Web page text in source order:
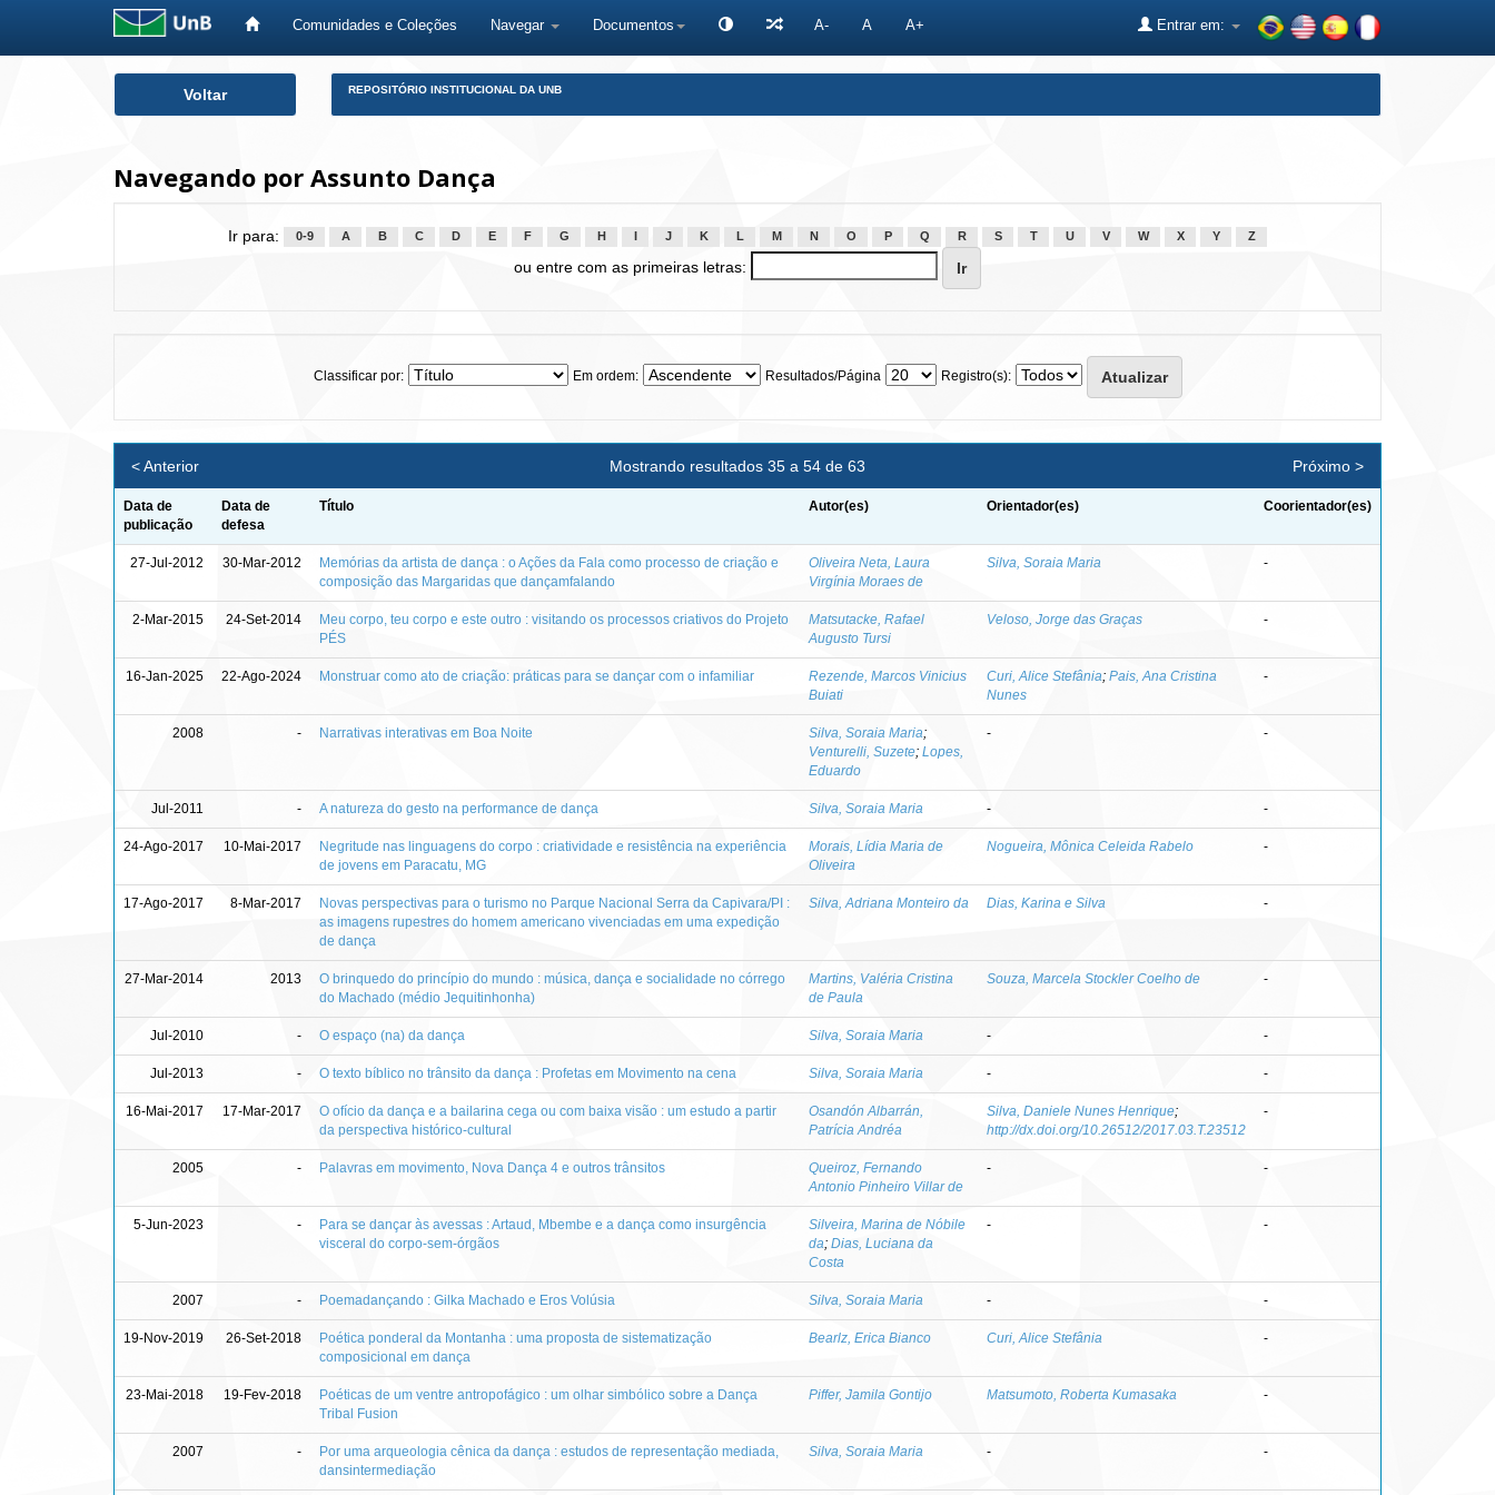
Comunidades e Coleções Navegar Documentos A- A A+ Entrar em:
Voltar REPOSITÓRIO INSTITUCIONAL DA UNB
Navegando por Assunto Dança
Ir para: 0-9 A B C D E F G H J K L M N O P Q R S T U V W X Y Z
ou entre com as primeiras letras:
Classificar por: Em ordem: Resultados/Página Registro(s):
Mostrando resultados 35 a 54 de 63
< Anterior Próximo >
Data de
publicação
Data de
defesa
Título Autor(es) Orientador(es) Coorientador(es)
27-Jul-2012 30-Mar-2012
Memórias da artista de dança : o Ações da Fala como processo de criação e
composição das Margaridas que dançamfalando
Oliveira Neta, Laura
Virgínia Moraes de
Silva, Soraia Maria -
2-Mar-2015 24-Set-2014
Meu corpo, teu corpo e este outro : visitando os processos criativos do Projeto
PÉS
Matsutacke, Rafael
Augusto Tursi
Veloso, Jorge das Graças -
16-Jan-2025 22-Ago-2024 Monstruar como ato de criação: práticas para se dançar com o infamiliar
Rezende, Marcos Vinicius
Buiati
Curi, Alice Stefânia; Pais, Ana Cristina
Nunes
-
2008 - Narrativas interativas em Boa Noite Silva, Soraia Maria;
Venturelli, Suzete; Lopes,
Eduardo
- -
Jul-2011 - A natureza do gesto na performance de dança Silva, Soraia Maria - -
24-Ago-2017 10-Mai-2017
Negritude nas linguagens do corpo : criatividade e resistência na experiência
de jovens em Paracatu, MG
Morais, Lídia Maria de
Oliveira
Nogueira, Mônica Celeida Rabelo -
17-Ago-2017 8-Mar-2017
Novas perspectivas para o turismo no Parque Nacional Serra da Capivara/PI :
as imagens rupestres do homem americano vivenciadas em uma expedição
de dança
Silva, Adriana Monteiro da Dias, Karina e Silva -
27-Mar-2014 2013
O brinquedo do princípio do mundo : música, dança e socialidade no córrego
do Machado (médio Jequitinhonha)
Martins, Valéria Cristina
de Paula
Souza, Marcela Stockler Coelho de -
Jul-2010 - O espaço (na) da dança Silva, Soraia Maria - -
Jul-2013 - O texto bíblico no trânsito da dança : Profetas em Movimento na cena Silva, Soraia Maria - -
16-Mai-2017 17-Mar-2017
O ofício da dança e a bailarina cega ou com baixa visão : um estudo a partir
da perspectiva histórico-cultural
Osandón Albarrán,
Patrícia Andréa
Silva, Daniele Nunes Henrique;
http://dx.doi.org/10.26512/2017.03.T.23512
-
2005 - Palavras em movimento, Nova Dança 4 e outros trânsitos
Queiroz, Fernando
Antonio Pinheiro Villar de
- -
5-Jun-2023 -
Para se dançar às avessas : Artaud, Mbembe e a dança como insurgência
visceral do corpo-sem-órgãos
Silveira, Marina de Nóbile
da; Dias, Luciana da
Costa
- -
2007 - Poemadançando : Gilka Machado e Eros Volúsia Silva, Soraia Maria - -
19-Nov-2019 26-Set-2018
Poética ponderal da Montanha : uma proposta de sistematização
composicional em dança
Bearlz, Erica Bianco Curi, Alice Stefânia -
23-Mai-2018 19-Fev-2018
Poéticas de um ventre antropofágico : um olhar simbólico sobre a Dança
Tribal Fusion
Piffer, Jamila Gontijo Matsumoto, Roberta Kumasaka -
2007 -
Por uma arqueologia cênica da dança : estudos de representação mediada,
dansintermediação
Silva, Soraia Maria - -